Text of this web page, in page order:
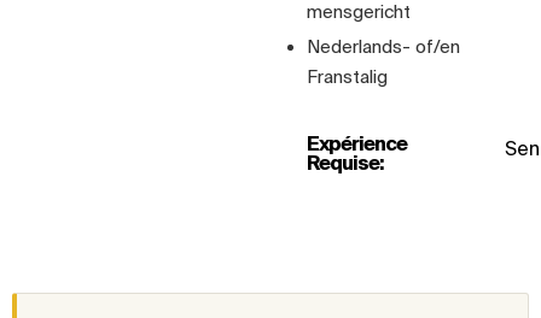
mensgericht
Nederlands- of/en
Franstalig
Expérience
Requise: